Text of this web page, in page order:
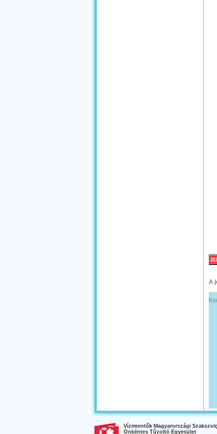
A
Vízimentők Magyarországi
Önkéntes Tűzoltó Egyesület